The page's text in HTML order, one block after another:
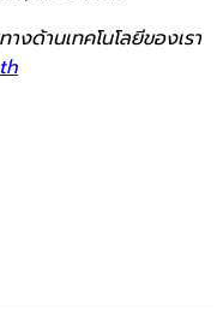
งด้านเทคโนโลยีของเรา